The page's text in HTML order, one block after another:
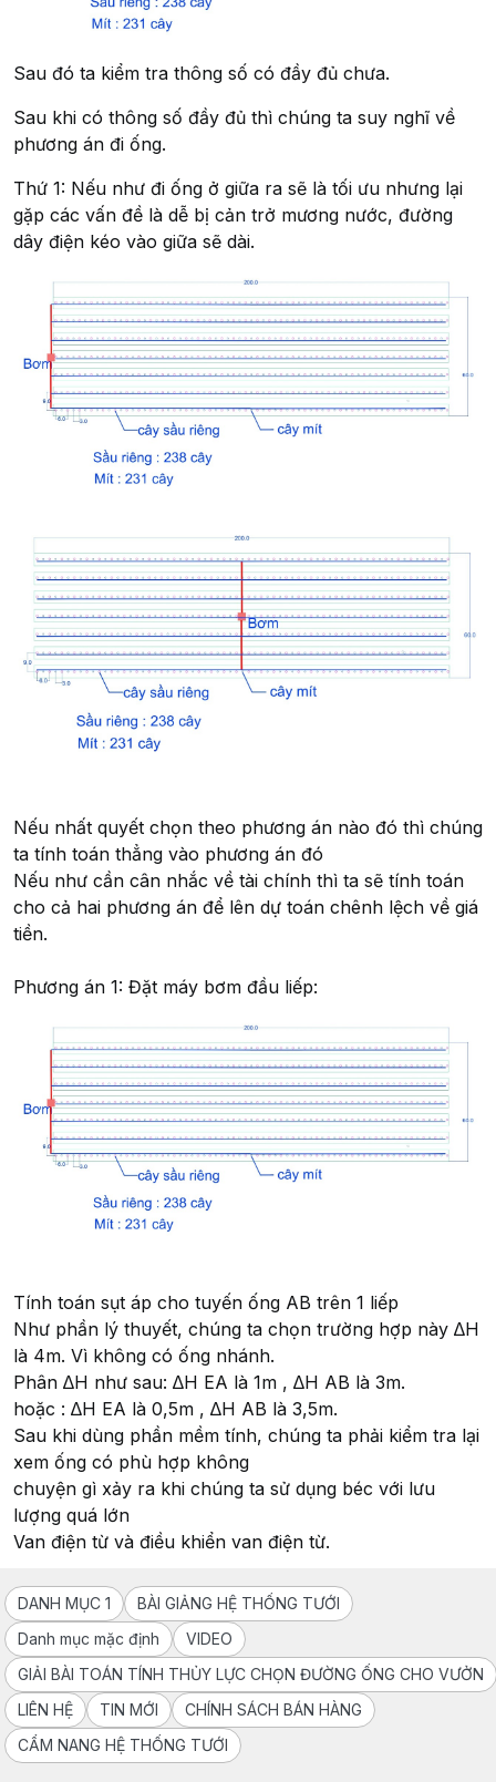
Sau đó ta kiểm tra thông số có đầy đủ chưa.
Sau khi có thông số đầy đủ thì chúng ta suy nghĩ về
phương án đi ống.
Thứ 1: Nếu như đi ống ở giữa ra sẽ là tối ưu nhưng lại
gặp các vấn đề là dễ bị cản trở mương nước, đường
dây điện kéo vào giữa sẽ dài.
Nếu nhất quyết chọn theo phương án nào đó thì chúng
ta tính toán thẳng vào phương án đó
Nếu như cần cân nhắc về tài chính thì ta sẽ tính toán
cho cả hai phương án để lên dự toán chênh lệch về giá
tiền.
Phương án 1: Đặt máy bơm đầu liếp:
Tính toán sụt áp cho tuyến ống AB trên 1 liếp
Như phần lý thuyết, chúng ta chọn trường hợp này ∆H
là 4m. Vì không có ống nhánh.
Phân ∆H như sau: ∆H EA là 1m , ∆H AB là 3m.
hoặc : ∆H EA là 0,5m , ∆H AB là 3,5m.
Sau khi dùng phần mềm tính, chúng ta phải kiểm tra lại
xem ống có phù hợp không
chuyện gì xảy ra khi chúng ta sử dụng béc với lưu
lượng quá lớn
Van điện từ và điều khiển van điện từ.
DANH MỤC 1
BÀI GIẢNG HỆ THỐNG TƯỚI
Danh mục mặc định
VIDEO
GIẢI BÀI TOÁN TÍNH THỦY LỰC CHỌN ĐƯỜNG ỐNG CHO VƯỞN
LIÊN HỆ
TIN MỚI
CHÍNH SÁCH BÁN HÀNG
CẨM NANG HỆ THỐNG TƯỚI